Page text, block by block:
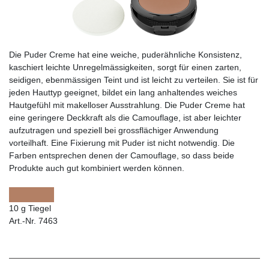
Die Puder Creme hat eine weiche, puderähnliche Konsistenz,
kaschiert leichte Unregelmässigkeiten, sorgt für einen zarten,
seidigen, ebenmässigen Teint und ist leicht zu verteilen. Sie ist für
jeden Hauttyp geeignet, bildet ein lang anhaltendes weiches
Hautgefühl mit makelloser Ausstrahlung. Die Puder Creme hat
eine geringere Deckkraft als die Camouflage, ist aber leichter
aufzutragen und speziell bei grossflächiger Anwendung
vorteilhaft. Eine Fixierung mit Puder ist nicht notwendig. Die
Farben entsprechen denen der Camouflage, so dass beide
Produkte auch gut kombiniert werden können.
10 g Tiegel
Art.-Nr. 7463